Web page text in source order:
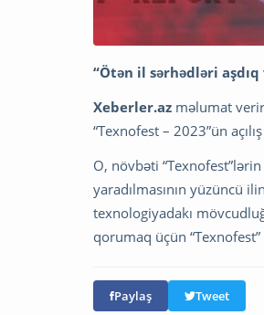
“Ötən il sərhədləri
Xeberler.az məlumat
“Texnofest – 2023”ün
O, növbəti
yaradılmasının yüzüncü
texnologiyadakı
qorumaq üçün “Texnofest”
Paylaş Tweet